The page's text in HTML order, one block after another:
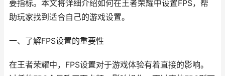
要指标。本文将详细介绍如何在王者荣耀中设置FPS，帮
助玩家找到适合自己的游戏设置。
一、了解FPS设置的重要性
在王者荣耀中，FPS设置对于游戏体验有着直接的影响。